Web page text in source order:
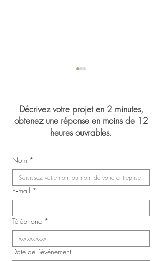
infirmières, inhalothérapeutes
et infirmières auxiliaires de
Laval (SIIIAL-CSQ)
Décrivez votre projet en 2 minutes,
obtenez une réponse en moins de 12
heures ouvrables.
Nom *
E‑mail *
Téléphone *
Date de l'événement